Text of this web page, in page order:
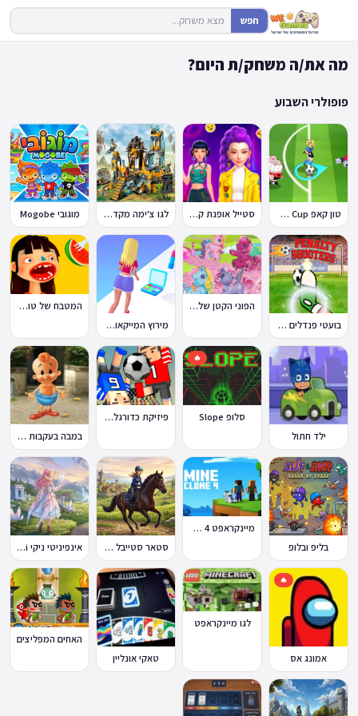
חפש
מה את/ה משחק/ת היום?
פופולרי השבוע
טון קאפ Toon Cup סטייל אופנת קיי-פופ לגו צ'ימה מקדש האריות מוגובי Mogobe
בועטי פנדלים Penalty Shooters
הפוני הקטן שלי: מסיבה בכפר
מירוץ המייקאובר Makeover Run
המטבח של טוקה בוקה
ילד חתול
🔥
סלופ Slope
פיזיקת כדורגל Soccer Physics
במבה בעקבות החטיף החטוף 2
בליפ ובלופ
מיינקראפט 4 קלון
סטאר סטייבל Star Stable Online
אינפיניטי ניקי Infinity Nikki
🔥
אמונג אס
לגו מיינקראפט
טאקי אונליין
האחים המפליצים